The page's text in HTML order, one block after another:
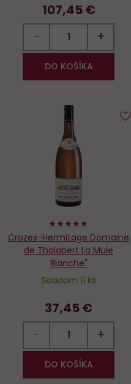
107,45 €
− +
DO KOŠÍKA
100%
Crozes-Hermitage Domaine
de Thalabert La Mule
Blanche"
Skladom 11 ks
37,45 €
− +
DO KOŠÍKA